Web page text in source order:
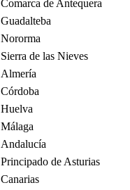
Comarca de Antequera
Guadalteba
Nororma
Sierra de las Nieves
Almería
Córdoba
Huelva
Málaga
Andalucía
Principado de Asturias
Canarias